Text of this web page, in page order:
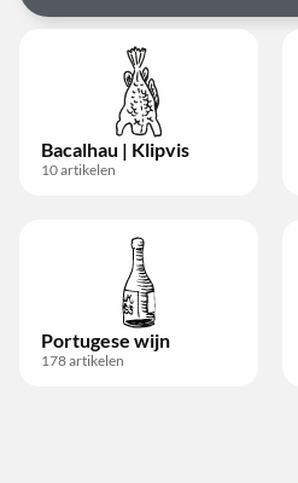
Bacalhau | Klipvis
10artikelen
Portugese wijn
178artikelen